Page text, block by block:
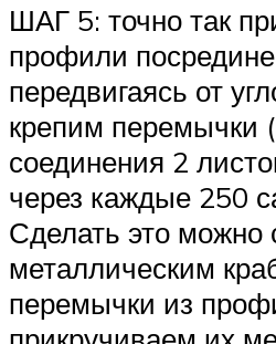
ШАГ 5: точно так
профили
передвигаясь от
крепим перемычки
соединения 2
через каждые 250
Сделать это
металлическим
перемычки из